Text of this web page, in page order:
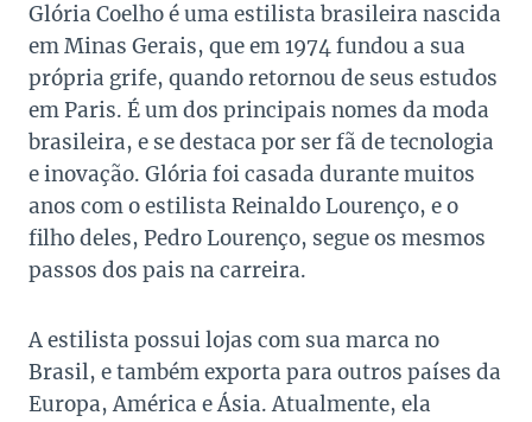
Glória Coelho é uma estilista brasileira nascida
em Minas Gerais, que em 1974 fundou a sua
própria grife, quando retornou de seus estudos
em Paris. É um dos principais nomes da moda
brasileira, e se destaca por ser fã de tecnologia
e inovação. Glória foi casada durante muitos
anos com o estilista Reinaldo Lourenço, e o
filho deles, Pedro Lourenço, segue os mesmos
passos dos pais na carreira.
A estilista possui lojas com sua marca no
Brasil, e também exporta para outros países da
Europa, América e Ásia. Atualmente, ela